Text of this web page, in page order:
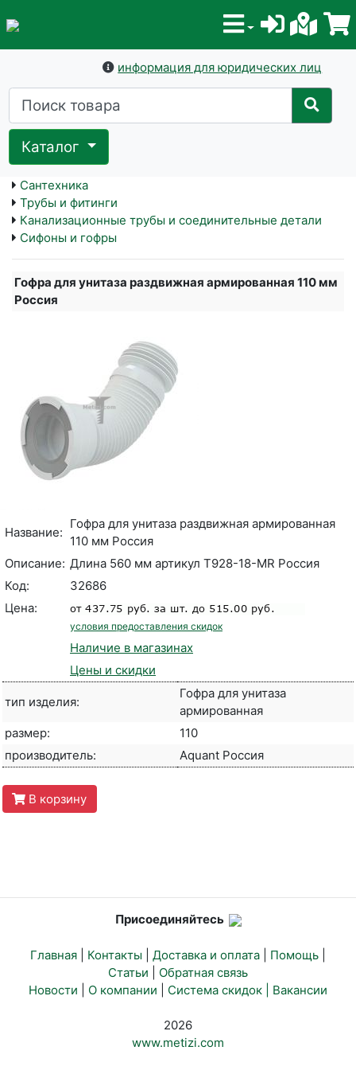
информация для юридических лиц
Каталог
Сантехника
Трубы и фитинги
Канализационные трубы и соединительные детали
Сифоны и гофры
Гофра для унитаза раздвижная армированная 110 мм
Россия
Название:
Гофра для унитаза раздвижная армированная
110 мм Россия
Описание: Длина 560 мм артикул Т928-18-MR Россия
Код:
32686
Цена:
условия предоставления скидок
Наличие в магазинах
Цены и скидки
тип изделия:
Гофра для унитаза
армированная
размер:
110
производитель:
Aquant Россия
В корзину
Присоединяйтесь
Главная Контакты Доставка и оплата Помощь
Статьи
Обратная связь
Новости
О компании Система скидок | Вакансии
2026
www.metizi.com